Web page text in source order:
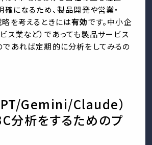
確になるため、製品開発や営業・
を考えるときには有効です。中小企
ス業など）であっても製品サービス
であれば定期的に分析をしてみるの
Gemini/Claude）
分析をするためのプ